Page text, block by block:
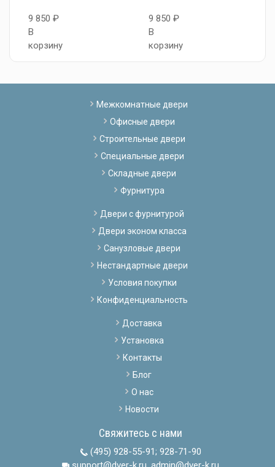
9 850 ₽
В
корзину
9 850 ₽
В
корзину
Межкомнатные двери
Офисные двери
Строительные двери
Специальные двери
Складные двери
Фурнитура
Двери с фурнитурой
Двери эконом класса
Санузловые двери
Нестандартные двери
Условия покупки
Конфиденциальность
Доставка
Установка
Контакты
Блог
О нас
Новости
Свяжитесь с нами
(495) 928-55-91; 928-71-90